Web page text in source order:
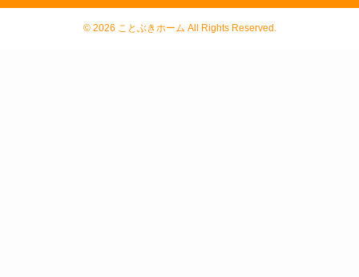
©2026 ことぶきホーム All Rights Reserved.